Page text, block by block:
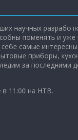
научных
поменять и
самые
приборы,
за последними
в 11:00 на НТВ.